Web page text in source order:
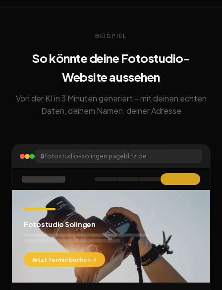
BEISPIEL
So könnte deine Fotostudio-
Website aussehen
Von der KI in 3 Minuten generiert – mit deinen echten
Daten, deinem Namen, deiner Adresse
🔒fotostudio-solingen.pageblitz.de
Fotostudio Solingen
Jetzt Termin buchen →